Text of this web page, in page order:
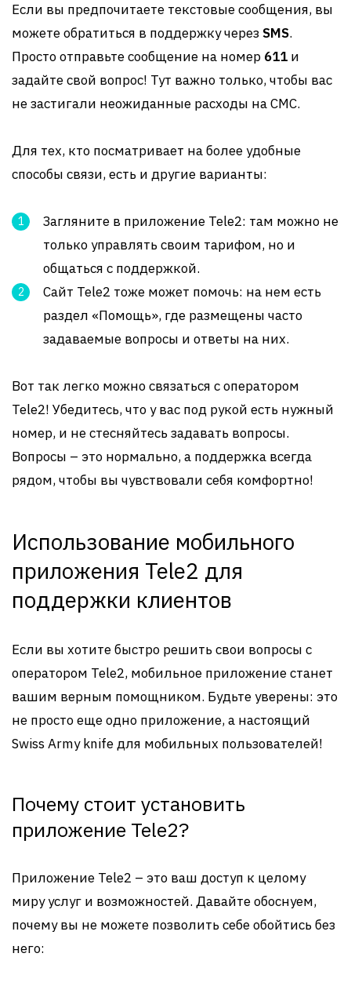
Если вы предпочитаете текстовые сообщения, вы
можете обратиться в поддержку черезSMS.
Просто отправьте сообщение на номер 611 и
задайте свой вопрос! Тут важно только, чтобы вас
не застигали неожиданные расходы на СМС.
Для тех, кто посматривает на более удобные
способы связи, есть и другие варианты:
Загляните в приложение Tele2: там можно не
только управлять своим тарифом, но и
общаться с поддержкой.
Сайт Tele2 тоже может помочь: на нем есть
раздел «Помощь», где размещены часто
задаваемые вопросы и ответы на них.
Вот так легко можно связаться с оператором
Tele2! Убедитесь, что у вас под рукой есть нужный
номер, и не стесняйтесь задавать вопросы.
Вопросы – это нормально, а поддержка всегда
рядом, чтобы вы чувствовали себя комфортно!
Использование мобильного
приложения Tele2 для
поддержки клиентов
Если вы хотите быстро решить свои вопросы с
оператором Tele2, мобильное приложение станет
вашим верным помощником. Будьте уверены: это
не просто еще одно приложение, а настоящий
Swiss Army knife для мобильных пользователей!
Почему стоит установить
приложение Tele2?
Приложение Tele2 – это ваш доступ к целому
миру услуг и возможностей. Давайте обоснуем,
почему вы не можете позволить себе обойтись без
него: